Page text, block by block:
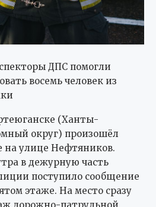
ДПС помогли
восемь человек из
(Ханты-
округ) произошёл
улице Нефтяников.
в дежурную часть
поступило сообщение
этаже. На место сразу